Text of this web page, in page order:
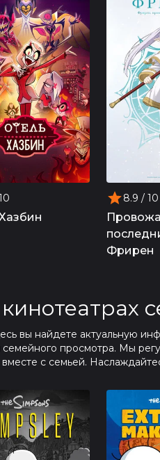
8.9 / 10
Фрирен
вы найдете актуальную
просмотра. Мы
с семьей.